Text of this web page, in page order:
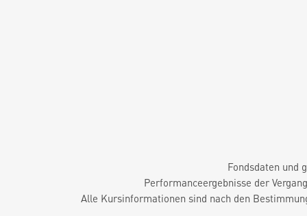
Fondsdaten und
Performanceergebnisse der
Alle Kursinformationen sind nach den